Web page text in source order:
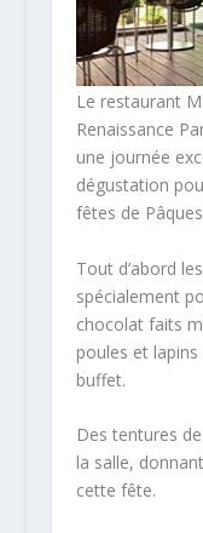
Le restaurant
Renaissance
une journée
dégustation
fêtes de
Tout d’abord
spécialement
chocolat faits
poules et
buffet.
Des tentures
la salle,
cette fête.